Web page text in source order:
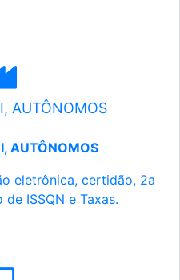
AUTÔNOMOS
AUTÔNOMOS
eletrônica, certidão, 2a
ISSQN e Taxas.